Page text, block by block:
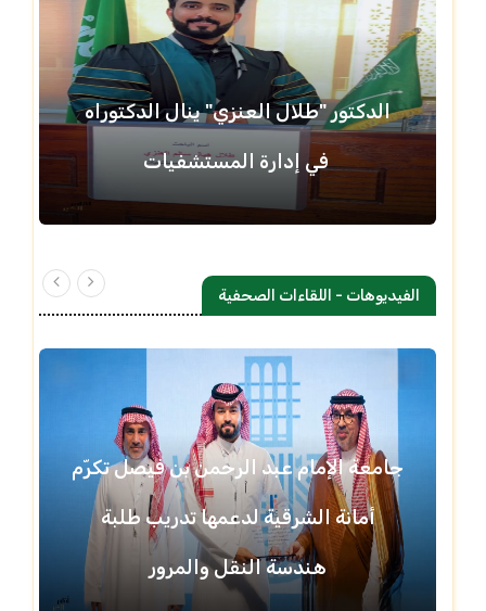
الدكتور "طلال العنزي" ينال الدكتوراه
في إدارة المستشفيات
الفيديوهات - اللقاءات الصحفية
جامعة الإمام عبد الرحمن بن فيصل تكرّم
أمانة الشرقية لدعمها تدريب طلبة
هندسة النقل والمرور